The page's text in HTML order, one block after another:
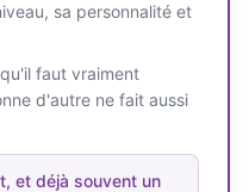
sa personnalité et
faut vraiment
d'autre ne fait aussi
et déjà souvent un